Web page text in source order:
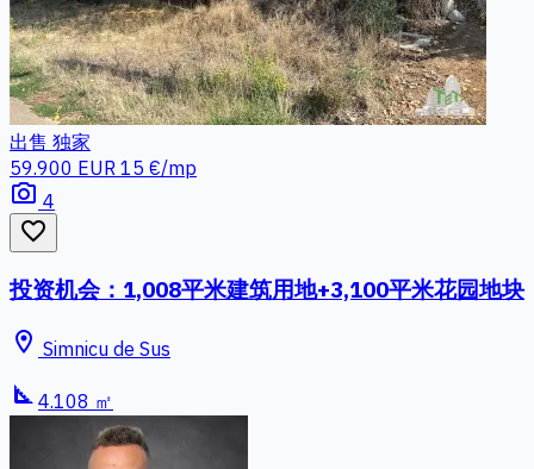
出售 独家
59.900 EUR 15 €/mp
photo_camera 4
favorite_border
投资机会：1,008平米建筑用地+3,100平米花园地块
location_on Simnicu de Sus
square_foot 4.108 ㎡